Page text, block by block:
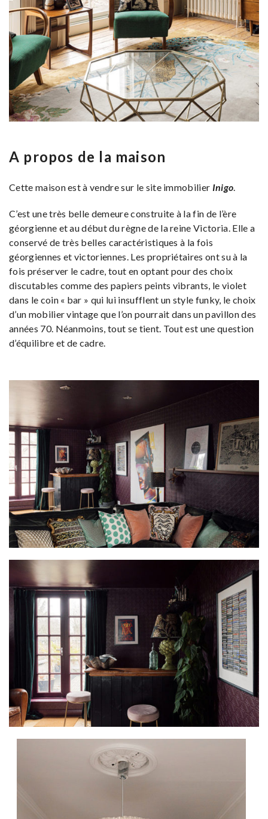
A propos de la maison
Cette maison est à vendre sur le site immobilier Inigo.
C’est une très belle demeure construite à la fin de l’ère
géorgienne et au début du règne de la reine Victoria. Elle a
conservé de très belles caractéristiques à la fois
géorgiennes et victoriennes. Les propriétaires ont su à la
fois préserver le cadre, tout en optant pour des choix
discutables comme des papiers peints vibrants, le violet
dans le coin « bar » qui lui insufflent un style funky, le choix
d’un mobilier vintage que l’on pourrait dans un pavillon des
années 70. Néanmoins, tout se tient. Tout est une question
d’équilibre et de cadre.